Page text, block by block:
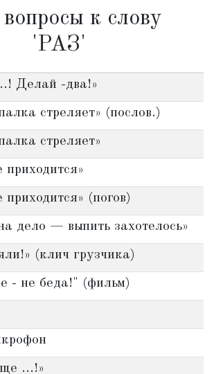
к слову
'РАЗ'
Делай -два!»
стреляет» (послов.)
стреляет»
(погов)
дело — выпить захотелось»
(клич грузчика)
- не беда!" (фильм)
...!»